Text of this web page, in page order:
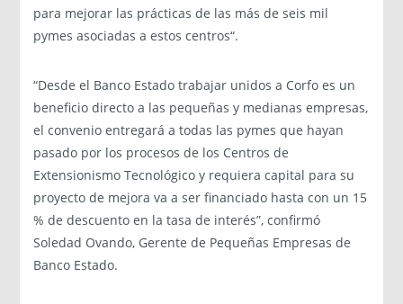
para mejorar las prácticas de las más de seis mil
pymes asociadas a estos centros“.
“Desde el Banco Estado trabajar unidos a Corfo es un
beneficio directo a las pequeñas y medianas empresas,
el convenio entregará a todas las pymes que hayan
pasado por los procesos de los Centros de
Extensionismo Tecnológico y requiera capital para su
proyecto de mejora va a ser financiado hasta con un 15
% de descuento en la tasa de interés”, confirmó
Soledad Ovando, Gerente de Pequeñas Empresas de
Banco Estado.